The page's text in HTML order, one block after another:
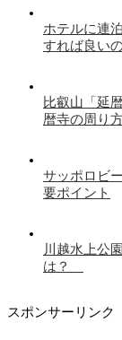
ホテルに連
すれば良い
比叡山「延
暦寺の周り
サッポロビ
要ポイント
川越水上公
は？
スポンサーリンク